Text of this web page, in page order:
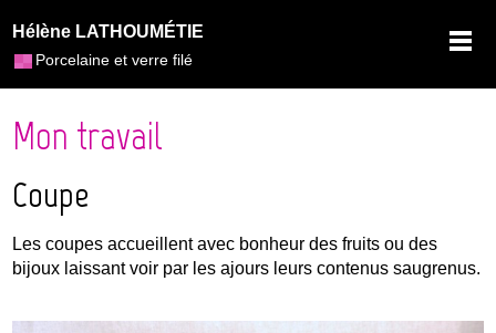
Hélène LATHOUMÉTIE
Porcelaine et verre filé
Mon travail
Coupe
Les coupes accueillent avec bonheur des fruits ou des
bijoux laissant voir par les ajours leurs contenus saugrenus.